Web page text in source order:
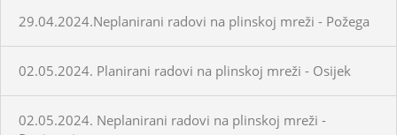
29.04.2024.Neplanirani radovi na plinskoj mreži - Požega
02.05.2024. Planirani radovi na plinskoj mreži - Osijek
02.05.2024. Neplanirani radovi na plinskoj mreži -